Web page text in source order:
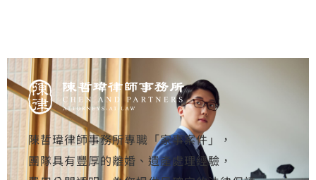
陳哲瑋律師事務所專職「家事案件」，
團隊具有豐厚的離婚、遺產處理經驗，